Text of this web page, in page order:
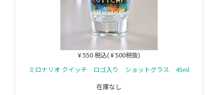
¥ 550 税込( ¥ 500税抜)
ミロナリオ クイッチ ロゴ入り ショットグラス 45ml
在庫なし